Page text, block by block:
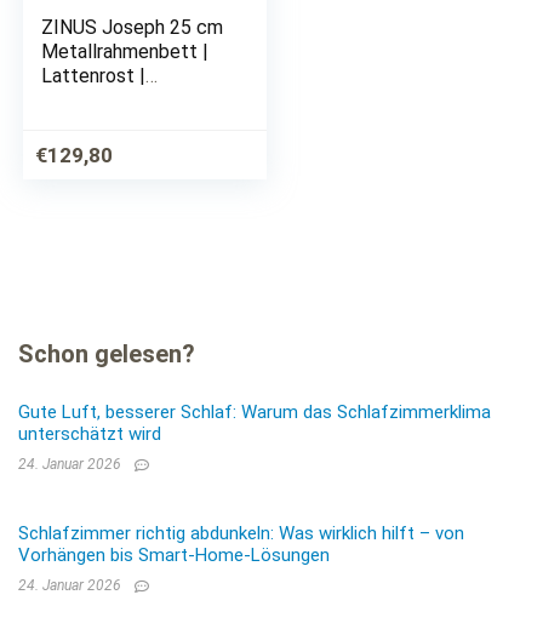
ZINUS Joseph 25 cm
Metallrahmenbett |
Lattenrost |
dem Bett | 180 x 200
cm | Schwarz
€129,80
Schon gelesen?
Gute Luft, besserer Schlaf: Warum das Schlafzimmerklima
unterschätzt wird
24. Januar 2026
Schlafzimmer richtig abdunkeln: Was wirklich hilft – von
Vorhängen bis Smart-Home-Lösungen
24. Januar 2026